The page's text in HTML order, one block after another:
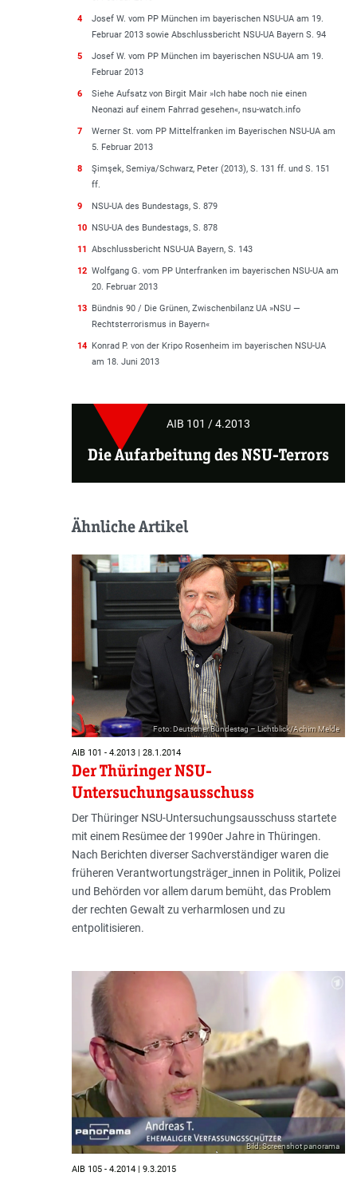
4
Josef W. vom PP München im bayeri­schen NSU-UA am 19.
Februar 2013 sowie Abschlussbericht NSU-UA Bayern S. 94
5
Josef W. vom PP München im bayerischen NSU-UA am 19.
Februar 2013
6
Siehe Aufsatz von Birgit Mair »Ich habe noch nie einen
Neonazi auf einem Fahrrad gesehen«, nsu-watch.info
7
Werner St. vom PP Mittelfranken im Bayerischen NSU-UA am
5. Februar 2013
8
Şimşek, Semiya/Schwarz, Peter (2013), S. 131 ff. und S. 151
ff.
9 NSU-UA des Bundestags, S. 879
10 NSU-UA des Bundestags, S. 878
11 Abschlussbericht NSU-UA Bayern, S. 143
12 Wolfgang G. vom PP Unterfranken im bayerischen NSU-UA am
20. Februar 2013
13 Bündnis 90 / Die Grünen, Zwischenbilanz UA »NSU —
Rechtsterrorismus in Bayern«
14 Konrad P. von der Kripo Rosenheim im bayerischen NSU-UA
am 18. Juni 2013
AIB 101 / 4.2013
Die Aufarbeitung des NSU-Terrors
Ähnliche Artikel
Foto: Deutscher Bundestag – Lichtblick/Achim Melde
AIB 101 - 4.2013 | 28.1.2014
Der Thüringer NSU-
Untersuchungsausschuss
Der Thüringer NSU-Untersu­chungs­ausschuss startete
mit einem Resümee der 1990er Jahre in Thüringen.
Nach Berichten diverser Sachverständiger waren die
früheren Verantwortungs­träger_innen in Politik, Polizei
und Behörden vor allem darum bemüht, das Problem
der rechten Gewalt zu verharmlosen und zu
entpolitisieren.
Bild: Screenshot panorama
AIB 105 - 4.2014 | 9.3.2015